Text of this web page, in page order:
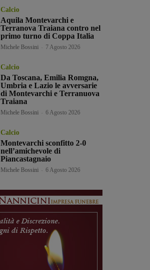
Calcio
Aquila Montevarchi e
Terranova Traiana contro nel
primo turno di Coppa Italia
Michele Bossini 7 Agosto 2026
Calcio
Da Toscana, Emilia Romgna,
Umbria e Lazio le avversarie
di Montevarchi e Terranuova
Traiana
Michele Bossini 6 Agosto 2026
Calcio
Montevarchi sconfitto 2-0
nell’amichevole di
Piancastagnaio
Michele Bossini 6 Agosto 2026